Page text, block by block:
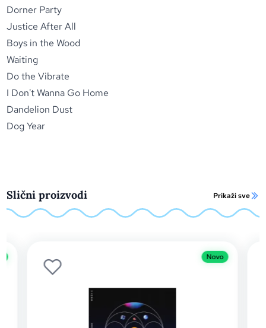
Dorner Party
Justice After All
Boys in the Wood
Waiting
Do the Vibrate
I Don't Wanna Go Home
Dandelion Dust
Dog Year
Slični proizvodi Prikaži sve
Novo